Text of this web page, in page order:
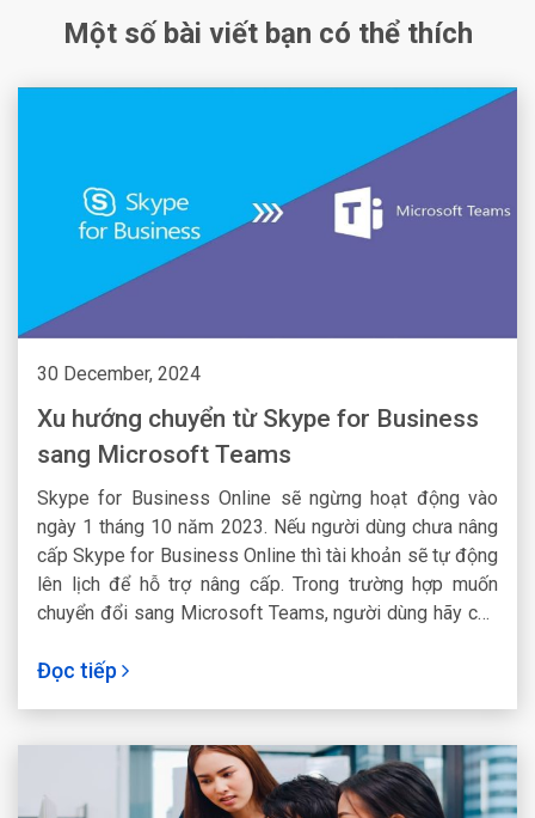
Một số bài viết bạn có thể thích
30 December, 2024
Xu hướng chuyển từ Skype for Business
sang Microsoft Teams
Skype for Business Online sẽ ngừng hoạt động vào
ngày 1 tháng 10 năm 2023. Nếu người dùng chưa nâng
cấp Skype for Business Online thì tài khoản sẽ tự động
lên lịch để hỗ trợ nâng cấp. Trong trường hợp muốn
chuyển đổi sang Microsoft Teams, người dùng hãy chủ
Đọc tiếp